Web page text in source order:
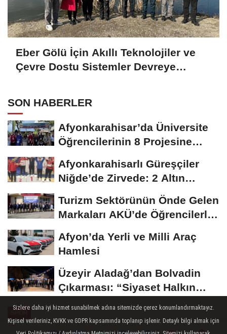
Eber Gölü İçin Akıllı Teknolojiler ve
Çevre Dostu Sistemler Devreye
SON HABERLER
Afyonkarahisar’da Üniversite
Öğrencilerinin 8 Projesine
Afyonkarahisarlı Güreşçiler
Niğde’de Zirvede: 2 Altın
Turizm Sektörünün Önde Gelen
Markaları AKÜ’de Öğrencilerle
Afyon’da Yerli ve Milli Araç
Hamlesi
Üzeyir Aladağ’dan Bolvadin
Çıkarması: “Siyaset Halkın
Sizlere daha iyi hizmet sunabilmek adına sitemizde çerez konumlandırmaktayız.
Kişisel verileriniz, KVKK ve GDPR kapsamında toplanıp işlenir. Detaylı bilgi almak için